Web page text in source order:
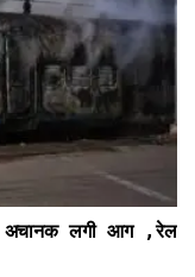
अचानक लगी आग ,रेल